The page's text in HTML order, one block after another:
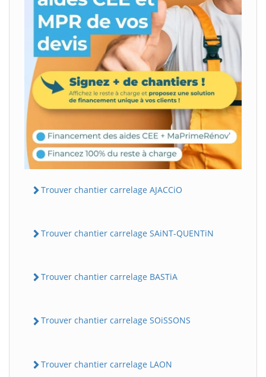
Trouver chantier carrelage AJACCiO
Trouver chantier carrelage SAiNT-QUENTiN
Trouver chantier carrelage BASTiA
Trouver chantier carrelage SOiSSONS
Trouver chantier carrelage LAON